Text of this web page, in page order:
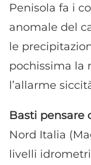
Penisola fa i
anomale del
le
pochissima la
l’allarme
Basti pensare
Nord Italia
livelli